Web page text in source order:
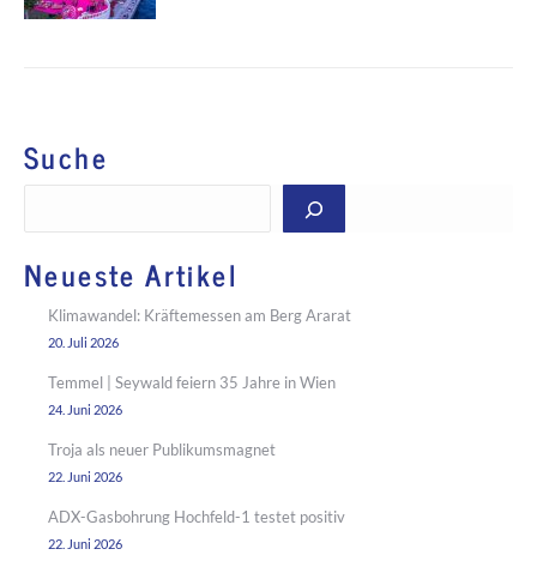
Suche
Neueste Artikel
Klimawandel: Kräftemessen am Berg Ararat
20. Juli 2026
Temmel | Seywald feiern 35 Jahre in Wien
24. Juni 2026
Troja als neuer Publikumsmagnet
22. Juni 2026
ADX-Gasbohrung Hochfeld-1 testet positiv
22. Juni 2026